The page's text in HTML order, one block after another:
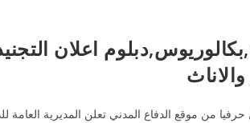
حرفيا من موقع الدفاع المدني تعلن المديرية